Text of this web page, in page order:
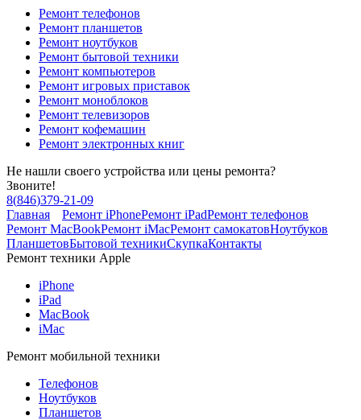
Ремонт телефонов
Ремонт планшетов
Ремонт ноутбуков
Ремонт бытовой техники
Ремонт компьютеров
Ремонт игровых приставок
Ремонт моноблоков
Ремонт телевизоров
Ремонт кофемашин
Ремонт электронных книг
Не нашли своего устройства или цены ремонта?
Звоните!
8(846)379-21-09
Главная
Ремонт iPhoneРемонт iPadРемонт телефонов
Ремонт MacBookРемонт iMacРемонт самокатовНоутбуков
ПланшетовБытовой техникиСкупкаКонтакты
Ремонт техники Apple
iPhone
iPad
MacBook
iMac
Ремонт мобильной техники
Телефонов
Ноутбуков
Планшетов